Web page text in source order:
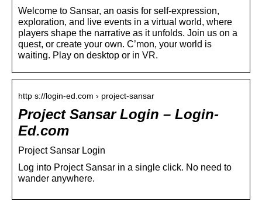
Welcome to Sansar, an oasis for self-expression,
exploration, and live events in a virtual world, where
players shape the narrative as it unfolds. Join us on a
quest, or create your own. C’mon, your world is
waiting. Play on desktop or in VR.
http s://login-ed.com › project-sansar
Project Sansar Login – Login-
Ed.com
Project Sansar Login
Log into Project Sansar in a single click. No need to
wander anywhere.